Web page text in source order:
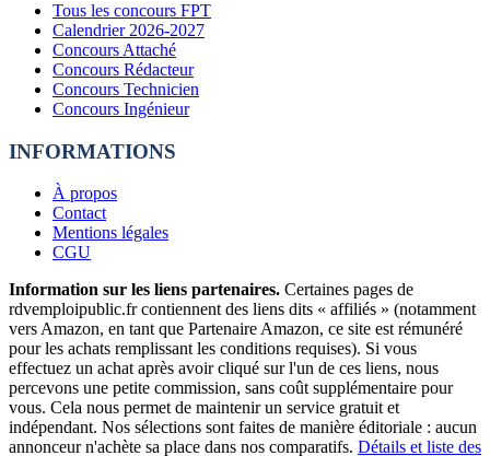
Tous les concours FPT
Calendrier 2026-2027
Concours Attaché
Concours Rédacteur
Concours Technicien
Concours Ingénieur
INFORMATIONS
À propos
Contact
Mentions légales
CGU
Information sur les liens partenaires. Certaines pages de
rdvemploipublic.fr contiennent des liens dits « affiliés » (notamment
vers Amazon, en tant que Partenaire Amazon, ce site est rémunéré
pour les achats remplissant les conditions requises). Si vous
effectuez un achat après avoir cliqué sur l'un de ces liens, nous
percevons une petite commission, sans coût supplémentaire pour
vous. Cela nous permet de maintenir un service gratuit et
indépendant. Nos sélections sont faites de manière éditoriale : aucun
annonceur n'achète sa place dans nos comparatifs. Détails et liste des